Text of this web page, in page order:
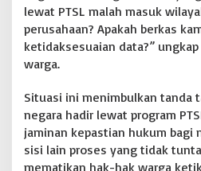
lewat PTSL malah masuk
perusahaan? Apakah berkas
ketidaksesuaian data?”
warga.
Situasi ini menimbulkan tanda
negara hadir lewat program
jaminan kepastian hukum bagi
sisi lain proses yang tidak
mematikan hak-hak warga